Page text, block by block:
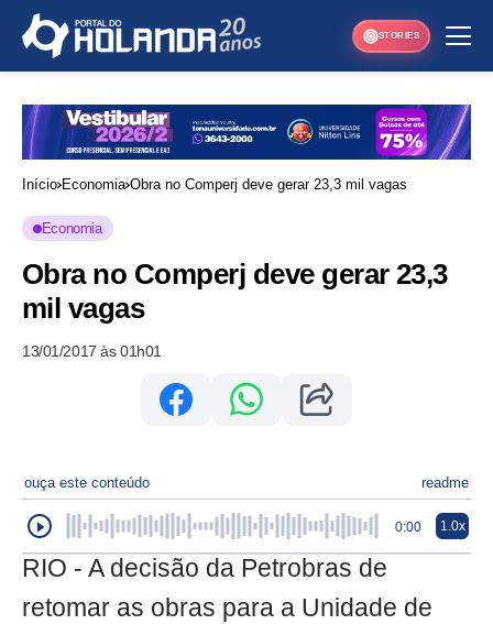
STORIES
Início Economia Obra no Comperj deve gerar 23,3 mil vagas
Economia
Obra no Comperj deve gerar 23,3
mil vagas
13/01/2017 às 01h01
ouça este conteúdo readme
0:00 1.0x
RIO - A decisão da Petrobras de
retomar as obras para a Unidade de